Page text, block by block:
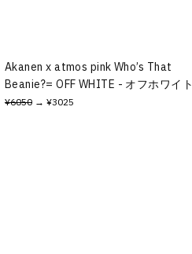
Akanen x atmos pink Who’s That
Beanie?= OFF WHITE - オフホワイト
¥6050 → ¥3025